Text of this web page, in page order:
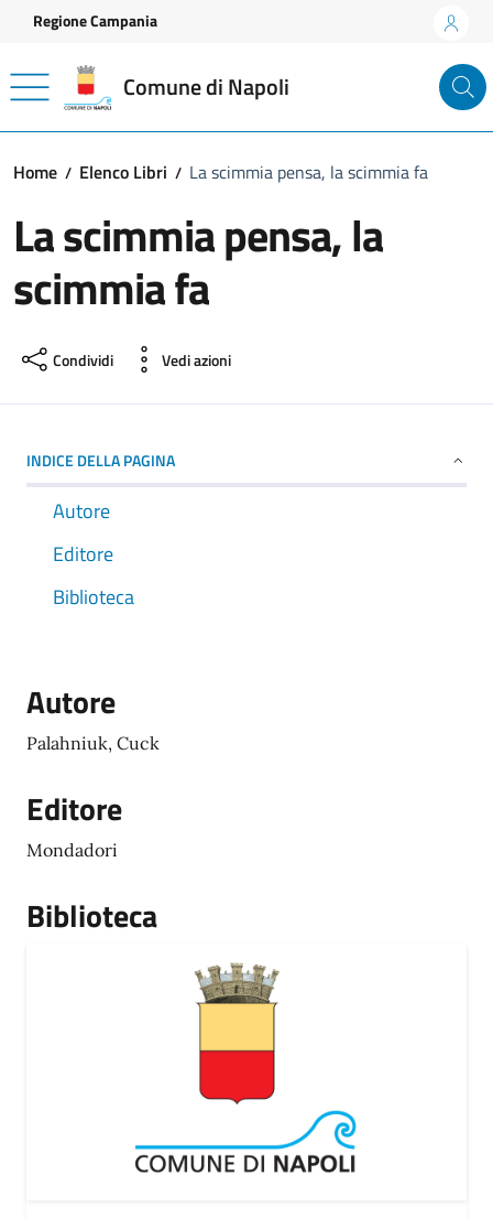
Vai ai contenuti
Vai al footer
Regione Campania
Comune di Napoli
Home Elenco Libri La scimmia pensa, la scimmia fa
La scimmia pensa, la
scimmia fa
Condividi Vedi azioni
INDICE DELLA PAGINA
Autore
Editore
Biblioteca
Autore
Palahniuk, Cuck
Editore
Mondadori
Biblioteca